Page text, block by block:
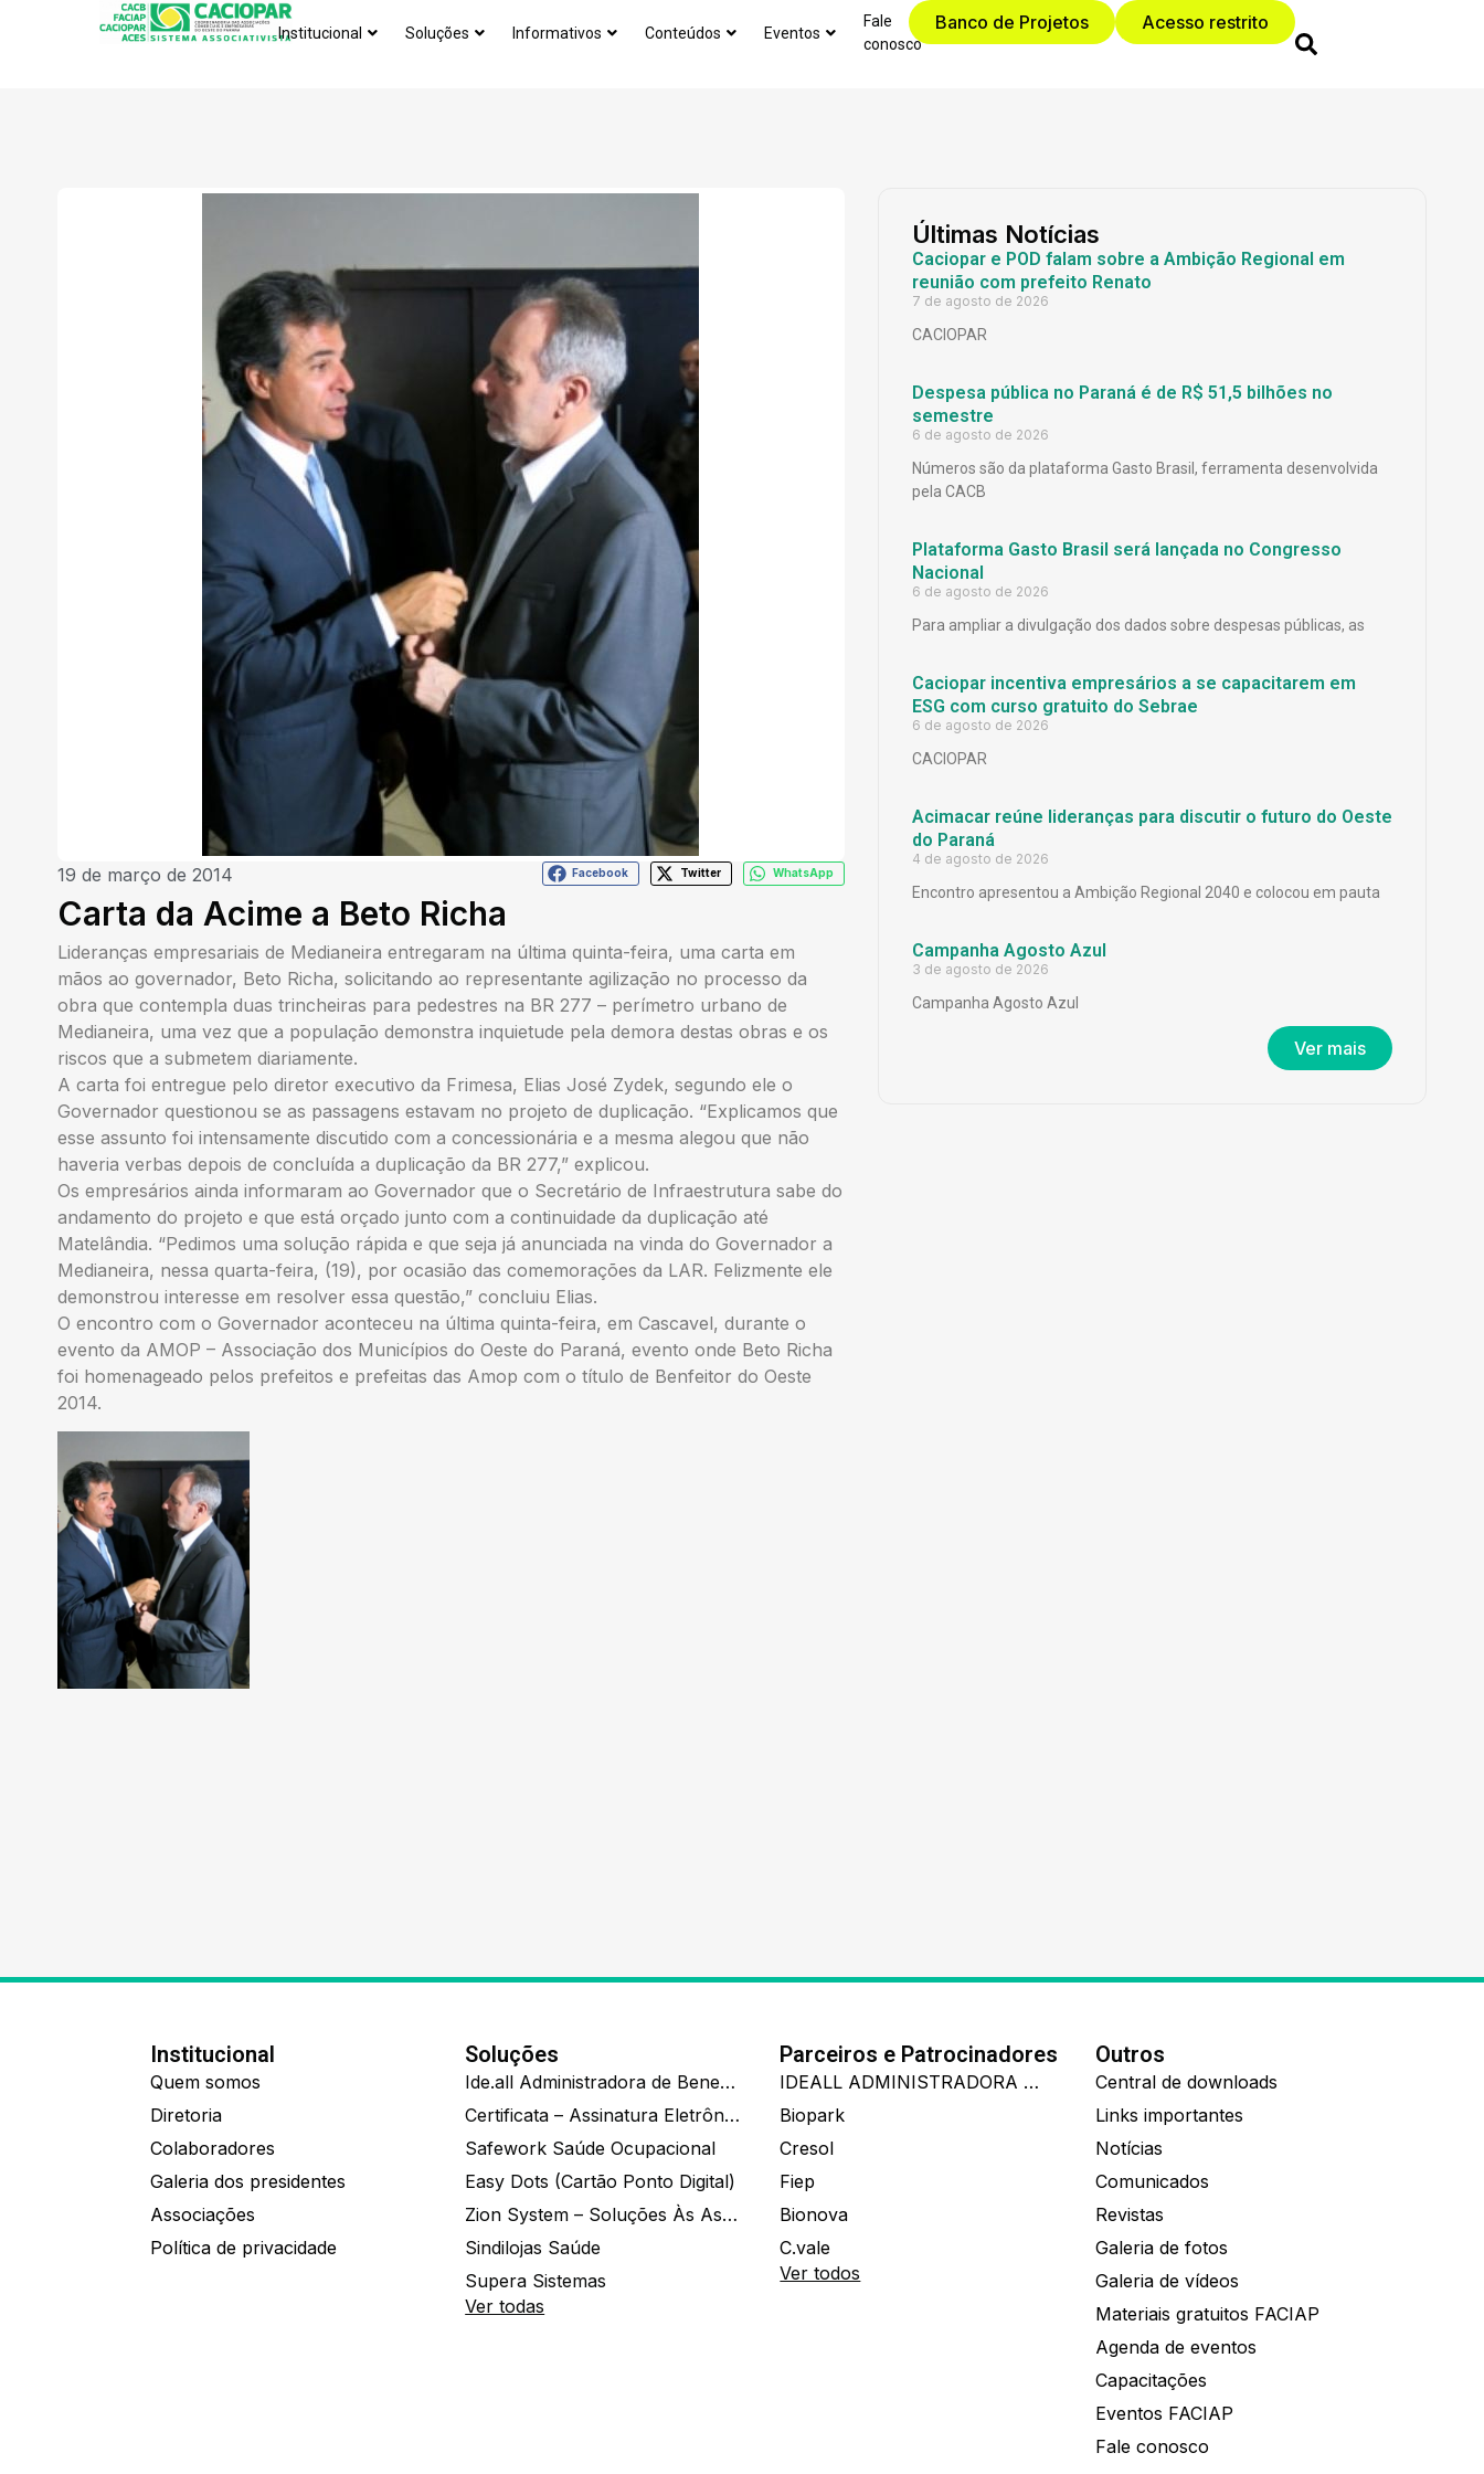
Institucional Soluções Informativos Conteúdos Eventos
Fale
conosco
Banco de Projetos Acesso restrito
19 de março de 2014 Facebook Twitter WhatsApp
Carta da Acime a Beto Richa
Lideranças empresariais de Medianeira entregaram na última quinta-feira, uma carta em
mãos ao governador, Beto Richa, solicitando ao representante agilização no processo da
obra que contempla duas trincheiras para pedestres na BR 277 – perímetro urbano de
Medianeira, uma vez que a população demonstra inquietude pela demora destas obras e os
riscos que a submetem diariamente.
A carta foi entregue pelo diretor executivo da Frimesa, Elias José Zydek, segundo ele o
Governador questionou se as passagens estavam no projeto de duplicação. “Explicamos que
esse assunto foi intensamente discutido com a concessionária e a mesma alegou que não
haveria verbas depois de concluída a duplicação da BR 277,” explicou.
Os empresários ainda informaram ao Governador que o Secretário de Infraestrutura sabe do
andamento do projeto e que está orçado junto com a continuidade da duplicação até
Matelândia. “Pedimos uma solução rápida e que seja já anunciada na vinda do Governador a
Medianeira, nessa quarta-feira, (19), por ocasião das comemorações da LAR. Felizmente ele
demonstrou interesse em resolver essa questão,” concluiu Elias.
O encontro com o Governador aconteceu na última quinta-feira, em Cascavel, durante o
evento da AMOP – Associação dos Municípios do Oeste do Paraná, evento onde Beto Richa
foi homenageado pelos prefeitos e prefeitas das Amop com o título de Benfeitor do Oeste
2014.
Últimas Notícias
Caciopar e POD falam sobre a Ambição Regional em
reunião com prefeito Renato
7 de agosto de 2026
CACIOPAR
Despesa pública no Paraná é de R$ 51,5 bilhões no
semestre
6 de agosto de 2026
Números são da plataforma Gasto Brasil, ferramenta desenvolvida
pela CACB
Plataforma Gasto Brasil será lançada no Congresso
Nacional
6 de agosto de 2026
Para ampliar a divulgação dos dados sobre despesas públicas, as
Caciopar incentiva empresários a se capacitarem em
ESG com curso gratuito do Sebrae
6 de agosto de 2026
CACIOPAR
Acimacar reúne lideranças para discutir o futuro do Oeste
do Paraná
4 de agosto de 2026
Encontro apresentou a Ambição Regional 2040 e colocou em pauta
Campanha Agosto Azul
3 de agosto de 2026
Campanha Agosto Azul
Ver mais
Institucional
Quem somos
Diretoria
Colaboradores
Galeria dos presidentes
Associações
Política de privacidade
Soluções
Ide.all Administradora de Benefícios
Certificata – Assinatura Eletrônica De Documentos
Safework Saúde Ocupacional
Easy Dots (Cartão Ponto Digital)
Zion System – Soluções Às Associações E Empresas
Sindilojas Saúde
Supera Sistemas
Ver todas
Parceiros e Patrocinadores
IDEALL ADMINISTRADORA DE BENEFÍCIOS
Biopark
Cresol
Fiep
Bionova
C.vale
Ver todos
Outros
Central de downloads
Links importantes
Notícias
Comunicados
Revistas
Galeria de fotos
Galeria de vídeos
Materiais gratuitos FACIAP
Agenda de eventos
Capacitações
Eventos FACIAP
Fale conosco